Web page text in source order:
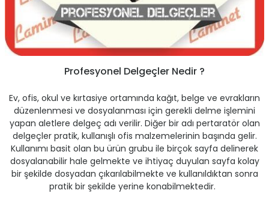
Kartvizit Kutuları
Masaüstü Kalemlikler
Şikayet ve Öneri Kutuları
Makineleri
ve Perforaj Makineleri
Tel Dikiş Makineleri
Profesyonel Delgeçler Nedir ?
Ev, ofis, okul ve kırtasiye ortamında kağıt, belge ve evrakların
düzenlenmesi ve dosyalanması için gerekli delme işlemini
yapan aletlere delgeç adı verilir. Diğer bir adı pertaratör olan
delgeçler pratik, kullanışlı ofis malzemelerinin başında gelir.
Kullanımı basit olan bu ürün grubu ile birçok sayfa delinerek
dosyalanabilir hale gelmekte ve ihtiyaç duyulan sayfa kolay
bir şekilde dosyadan çıkarılabilmekte ve kullanıldıktan sonra
pratik bir şekilde yerine konabilmektedir.